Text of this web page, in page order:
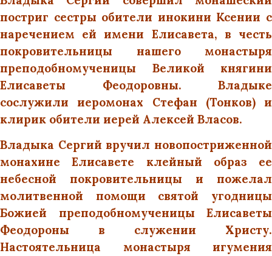
постриг сестры обители инокини Ксении с
наречением ей имени Елисавета, в честь
покровительницы нашего монастыря
преподобномученицы Великой княгини
Елисаветы Феодоровны. Владыке
сослужили иеромонах Стефан (Тонков) и
клирик обители иерей Алексей Власов.
Владыка Сергий вручил новопостриженной
монахине Елисавете клейный образ ее
небесной покровительницы и пожелал
молитвенной помощи святой угодницы
Божией преподобномученицы Елисаветы
Феодороны в служении Христу.
Настоятельница монастыря игумения